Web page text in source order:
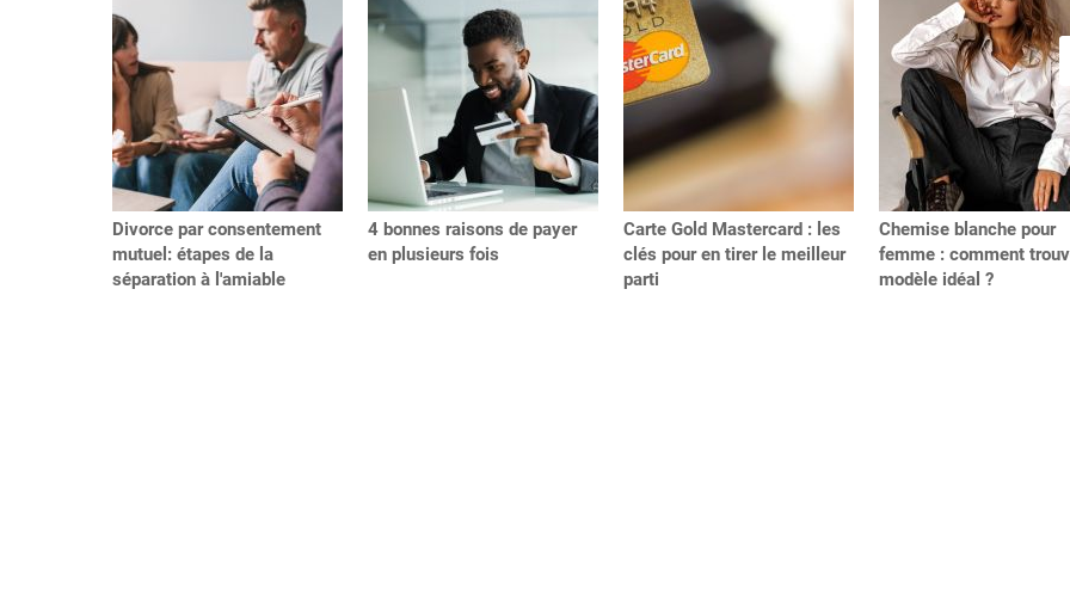
Divorce par consentement
mutuel: étapes de la
séparation à l'amiable
4 bonnes raisons de payer
en plusieurs fois
Carte Gold Mastercard : les
clés pour en tirer le meilleur
parti
Chemise blanche pour
femme : comment
modèle idéal ?
Précédent